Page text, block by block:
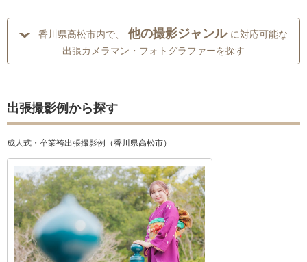
香川県高松市内で、 他の撮影ジャンル に対応可能な
出張カメラマン・フォトグラファーを探す
出張撮影例から探す
成人式・卒業袴出張撮影例（香川県高松市）